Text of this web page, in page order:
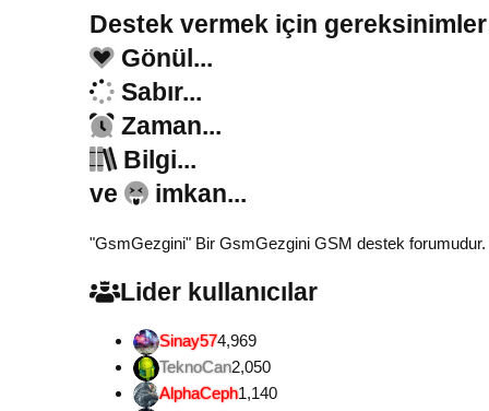
Destek vermek için
Gönül...
Sabır...
Zaman...
Bilgi...
ve
imkan...
"GsmGezgini" Bir GsmGezgini GSM destek
Lider kullanıcılar
Sinay574,969
TeknoCan2,050
AlphaCeph1,140